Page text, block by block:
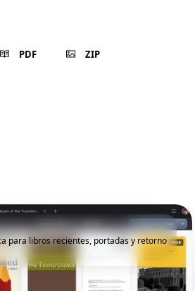
PDF ZIP
para libros recientes, portadas y retorno